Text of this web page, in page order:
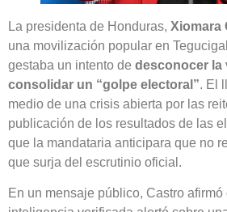
La presidenta de Honduras, Xiomara
una movilización popular en
gestaba un intento de desconocer la
consolidar un “golpe electoral”. El
medio de una crisis abierta por las
publicación de los resultados de las
que la mandataria anticipara que no
que surja del escrutinio oficial.
En un mensaje público, Castro